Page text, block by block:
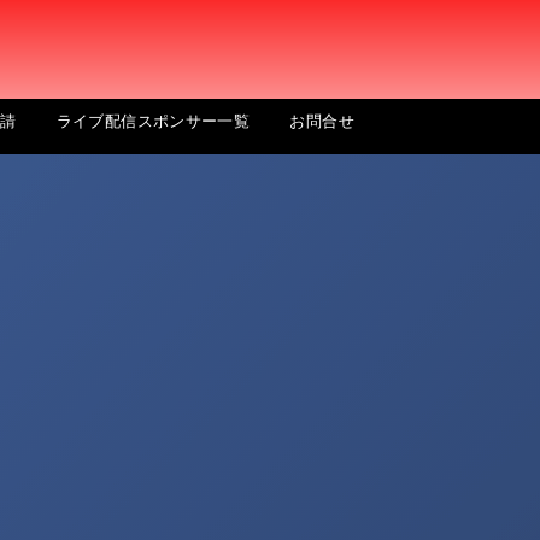
ライブ配信スポンサー一覧 お問合せ